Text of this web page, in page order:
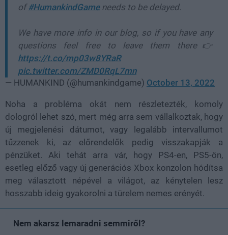
of#HumankindGameneeds to be delayed.
We have more info in our blog, so if you have any
questions feel free to leave them there👉
https://t.co/mp03w8YRaR
pic.twitter.com/ZMD0RqL7mn
— HUMANKIND (@humankindgame) October 13, 2022
Noha a probléma okát nem részletezték, komoly
dologról lehet szó, mert még arra sem vállalkoztak, hogy
új megjelenési dátumot, vagy legalább intervallumot
tűzzenek ki, az előrendelők pedig visszakapják a
pénzüket. Aki tehát arra vár, hogy PS4-en, PS5-ön,
esetleg előző vagy új generációs Xbox konzolon hódítsa
meg választott népével a világot, az kénytelen lesz
hosszabb ideig gyakorolni a türelem nemes erényét.
Nem akarsz lemaradni semmiről?